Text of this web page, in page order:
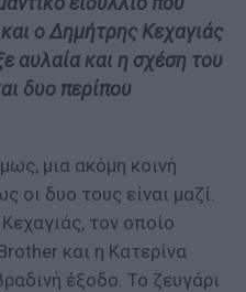
ο Δημήτρης Κεχαγιάς
αυλαία και η σχέση του
δυο περίπου
μια ακόμη κοινή
οι δυο τους είναι μαζί.
τον οποίο
και η Κατερίνα
έξοδο. Το ζευγάρι